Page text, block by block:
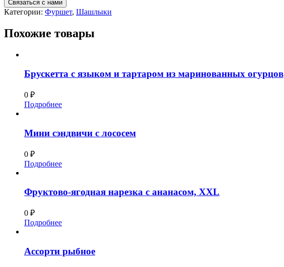
Связаться с нами
Категории: Фуршет, Шашлыки
Похожие товары
Брускетта с языком и тартаром из маринованных огурцов
0 ₽
Подробнее
Мини сэндвичи с лососем
0 ₽
Подробнее
Фруктово-ягодная нарезка с ананасом, XXL
0 ₽
Подробнее
Ассорти рыбное